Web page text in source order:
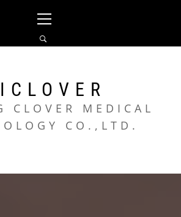
Menu
CLOVER MEDICAL
CO.,LTD.